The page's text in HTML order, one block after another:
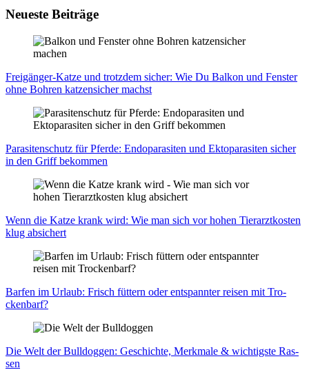
Neueste Beiträge
Frei­gän­ger-Kat­ze und trotz­dem sicher: Wie Du Bal­kon und Fens­ter
ohne Boh­ren kat­zen­si­cher machst
Para­si­ten­schutz für Pfer­de: Endo­pa­ra­si­ten und Ekto­p­a­ra­si­ten sicher
in den Griff bekom­men
Wenn die Kat­ze krank wird: Wie man sich vor hohen Tier­arzt­kos­ten
klug absi­chert
Bar­fen im Urlaub: Frisch füt­tern oder ent­spann­ter rei­sen mit Tro­
cken­barf?
Die Welt der Bull­dog­gen: Geschich­te, Merk­ma­le & wich­tigs­te Ras­
sen